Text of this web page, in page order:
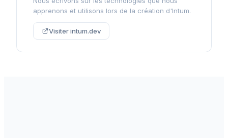
apprenons et utilisons lors de la création d'Intum.
Visiter intum.dev